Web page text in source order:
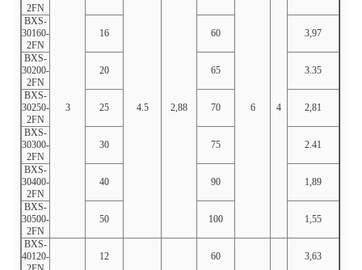
2FN
3 4.5 2,88 6 4
BXS-
30160-
2FN
16 60 3,97
BXS-
30200-
2FN
20 65 3.35
BXS-
30250-
2FN
25 70 2,81
BXS-
30300-
2FN
30 75 2.41
BXS-
30400-
2FN
40 90 1,89
BXS-
30500-
2FN
50 100 1,55
BXS-
40120-
12 60 3,63